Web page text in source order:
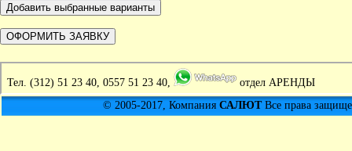
Тел. (312) 51 23 40, 0557 51 23 40,
отдел АРЕНДЫ
© 2005-2017, Компания САЛЮТВсе права